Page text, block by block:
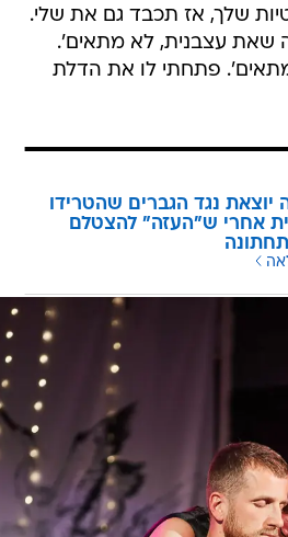
שלך, אז תכבד גם את שלי.
שאת עצבנית, לא מתאים'.
פתחתי לו את הדלת
נגד הגברים שהטרידו
אחרי ש"העזה" להצטלם